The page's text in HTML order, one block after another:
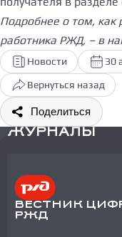
Подробнее о том, как
работника РЖД, – в
Новости 30
Вернуться назад
Поделиться
ЖУРНАЛЫ
ВЕСТНИК
РЖД